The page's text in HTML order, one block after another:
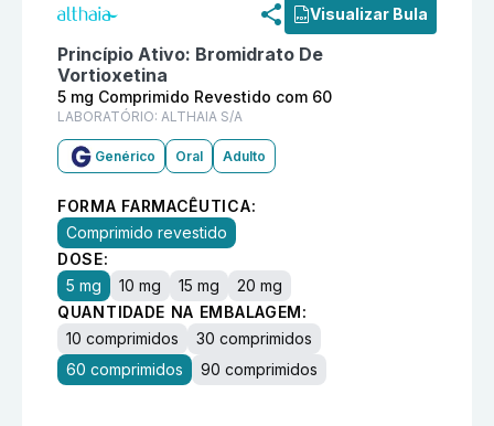
Visualizar Bula
Princípio Ativo: Bromidrato De
Vortioxetina
5 mg Comprimido Revestido com 60
LABORATÓRIO: ALTHAIA S/A
Genérico Oral Adulto
FORMA FARMACÊUTICA:
Comprimido revestido
DOSE:
5 mg
10 mg 15 mg
20 mg
QUANTIDADE NA EMBALAGEM:
10 comprimidos
30 comprimidos
60 comprimidos
90 comprimidos